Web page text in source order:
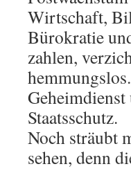
Wirtschaft,
Bürokratie
zahlen,
Staatsschutz.
Noch sträubt
sehen, denn